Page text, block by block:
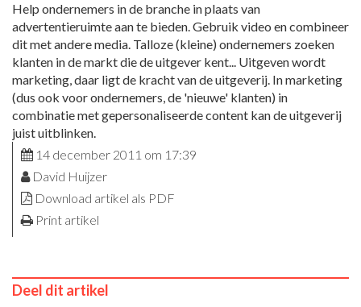
Help ondernemers in de branche in plaats van
advertentieruimte aan te bieden. Gebruik video en combineer
dit met andere media. Talloze (kleine) ondernemers zoeken
klanten in de markt die de uitgever kent... Uitgeven wordt
marketing, daar ligt de kracht van de uitgeverij. In marketing
(dus ook voor ondernemers, de 'nieuwe' klanten) in
combinatie met gepersonaliseerde content kan de uitgeverij
juist uitblinken.
14 december 2011 om 17:39
David Huijzer
Download artikel als PDF
Print artikel
Deel dit artikel